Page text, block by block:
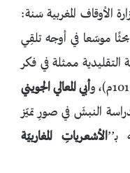
الأوقاف المغربية سَنة:
بحثًا موسّعا في أوجه تلقِي
التقليدية ممثلة في فكر
أبي المعالي الجويني
الدراسة النبشَ في صورِ تميّز
الأشعرياتِ المغاربيّة